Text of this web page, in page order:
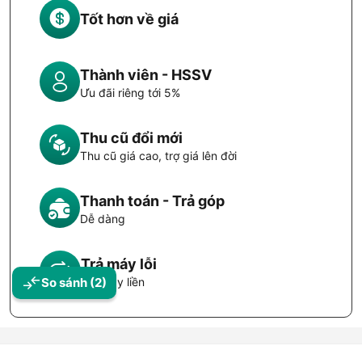
So sánh (2)
Tốt hơn về giá
Thành viên - HSSV
Ưu đãi riêng tới 5%
Thu cũ đổi mới
Thu cũ giá cao, trợ giá lên đời
Thanh toán - Trả góp
Dễ dàng
Trả máy lỗi
Đổi máy liền